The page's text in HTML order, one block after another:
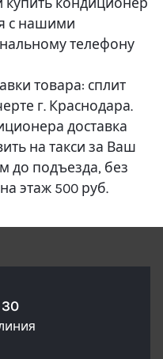
с нашими
телефону
товара: сплит
г. Краснодара.
доставка
на такси за Ваш
до подъезда, без
этаж 500 руб.